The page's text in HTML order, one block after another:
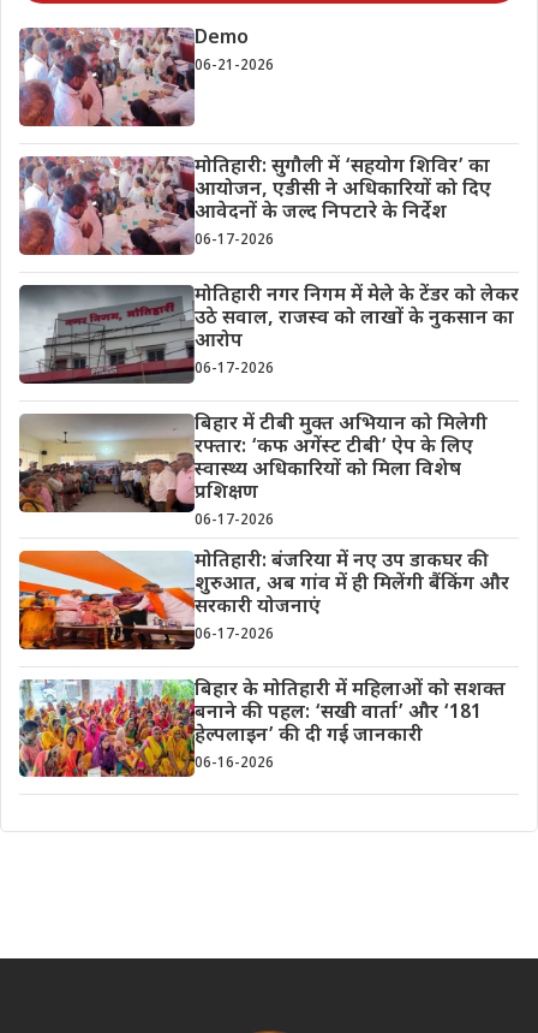
Demo
06-21-2026
मोतिहारी: सुगौली में ‘सहयोग शिविर’ का
आयोजन, एडीसी ने अधिकारियों को दिए
आवेदनों के जल्द निपटारे के निर्देश
06-17-2026
मोतिहारी नगर निगम में मेले के टेंडर को लेकर
उठे सवाल, राजस्व को लाखों के नुकसान का
आरोप
06-17-2026
बिहार में टीबी मुक्त अभियान को मिलेगी
रफ्तार: ‘कफ अगेंस्ट टीबी’ ऐप के लिए
स्वास्थ्य अधिकारियों को मिला विशेष
प्रशिक्षण
06-17-2026
मोतिहारी: बंजरिया में नए उप डाकघर की
शुरुआत, अब गांव में ही मिलेंगी बैंकिंग और
सरकारी योजनाएं
06-17-2026
बिहार के मोतिहारी में महिलाओं को सशक्त
बनाने की पहल: ‘सखी वार्ता’ और ‘181
हेल्पलाइन’ की दी गई जानकारी
06-16-2026